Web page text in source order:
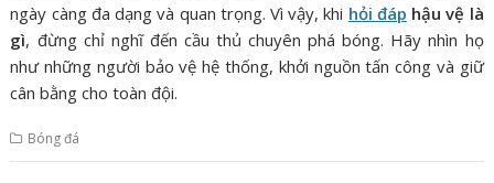
ngày càng đa dạng và quan trọng. Vì vậy, khi hỏi đáp hậu vệ là
gì, đừng chỉ nghĩ đến cầu thủ chuyên phá bóng. Hãy nhìn họ
như những người bảo vệ hệ thống, khởi nguồn tấn công và giữ
cân bằng cho toàn đội.
Bóng đá